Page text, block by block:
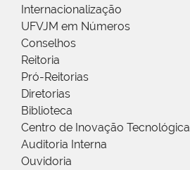
Internacionalização
UFVJM em Números
Conselhos
Reitoria
Pró-Reitorias
Diretorias
Biblioteca
Centro de Inovação Tecnológica
Auditoria Interna
Ouvidoria